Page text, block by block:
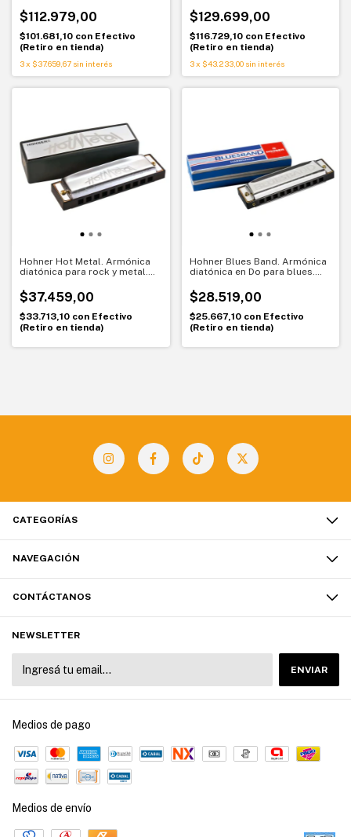
para empezar
$112.979,00
$101.681,10 con Efectivo
(Retiro en tienda)
3x $37.659,67 sin interés
en Alemania
$129.699,00
$116.729,10 con Efectivo
(Retiro en tienda)
3 x $43.233,00 sin interés
Hohner Hot Metal. Armónica
diatónica para rock y metal.
$37.459,00
$33.713,10 con Efectivo
(Retiro en tienda)
Hohner Blues Band. Armónica
diatónica en Do para blues.
empezar
$28.519,00
$25.667,10 con Efectivo
(Retiro en tienda)
CATEGORÍAS
NAVEGACIÓN
CONTÁCTANOS
NEWSLETTER
Medios de pago
Medios de envío